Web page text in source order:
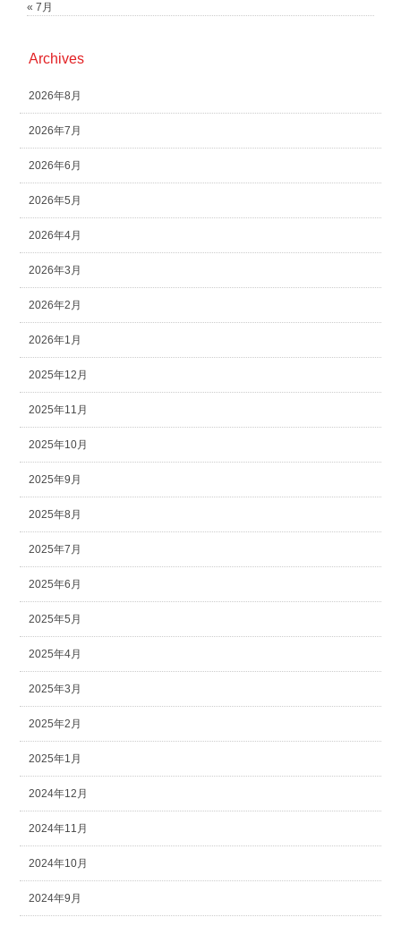
« 7月
Archives
2026年8月
2026年7月
2026年6月
2026年5月
2026年4月
2026年3月
2026年2月
2026年1月
2025年12月
2025年11月
2025年10月
2025年9月
2025年8月
2025年7月
2025年6月
2025年5月
2025年4月
2025年3月
2025年2月
2025年1月
2024年12月
2024年11月
2024年10月
2024年9月